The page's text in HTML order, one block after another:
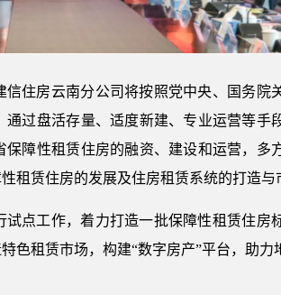
住房云南分公司将按照党中央、国务院
过盘活存量、适度新建、专业运营等手
障性租赁住房的融资、建设和运营，多
租赁住房的发展及住房租赁系统的打造与
点工作，着力打造一批保障性租赁住房
色租赁市场，构建“数字房产”平台，助